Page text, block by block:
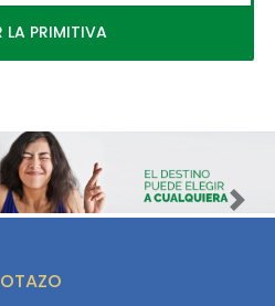
LA PRIMITIVA